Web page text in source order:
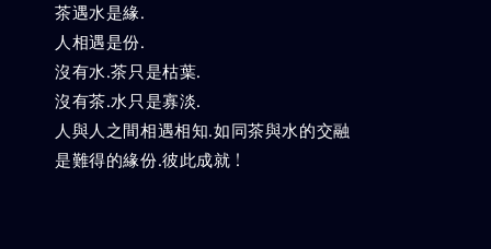
茶遇水是緣.
人相遇是份.
沒有水.茶只是枯葉.
沒有茶.水只是寡淡.
人與人之間相遇相知.如同茶與水的交融
是難得的緣份.彼此成就 !